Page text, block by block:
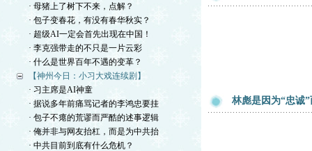
· 母猪上了树下不来，点解？
· 包子变春花，有没有春华秋实？
· 超级AI一定会首先出现在中国！
· 李克强带走的不只是一片云彩
· 什么是世界百年不遇的变革？
【神州今日：小习大戏连续剧】
· 习主席是AI神童
· 据说多年前痛骂记者的李鸿忠要挂
· 包子不瘪的荒谬而严酷的述事逻辑
· 俺并非与网友抬杠，而是为中共抬
· 中共目前到底有什么危机？
林彪是因为“忠诚